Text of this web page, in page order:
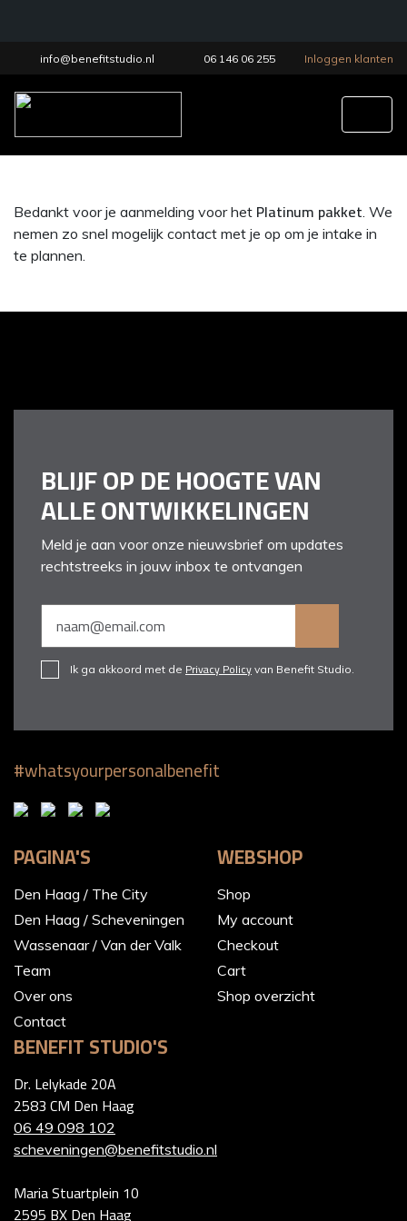
info@benefitstudio.nl 06 146 06 255 Inloggen klanten
Bedankt voor je aanmelding voor het Platinum pakket . We
nemen zo snel mogelijk contact met je op om je intake in
te plannen.
BLIJF OP DE HOOGTE VAN
ALLE ONTWIKKELINGEN
Meld je aan voor onze nieuwsbrief om updates
rechtstreeks in jouw inbox te ontvangen
Ik ga akkoord met de Privacy Policy van Benefit Studio.
#whatsyourpersonalbenefit
PAGINA'S
Den Haag / The City
Den Haag / Scheveningen
Wassenaar / Van der Valk
Team
Over ons
Contact
WEBSHOP
Shop
My account
Checkout
Cart
Shop overzicht
BENEFIT STUDIO'S
Dr. Lelykade 20A
2583 CM Den Haag
06 49 098 102
scheveningen@benefitstudio.nl
Maria Stuartplein 10
2595 BX Den Haag